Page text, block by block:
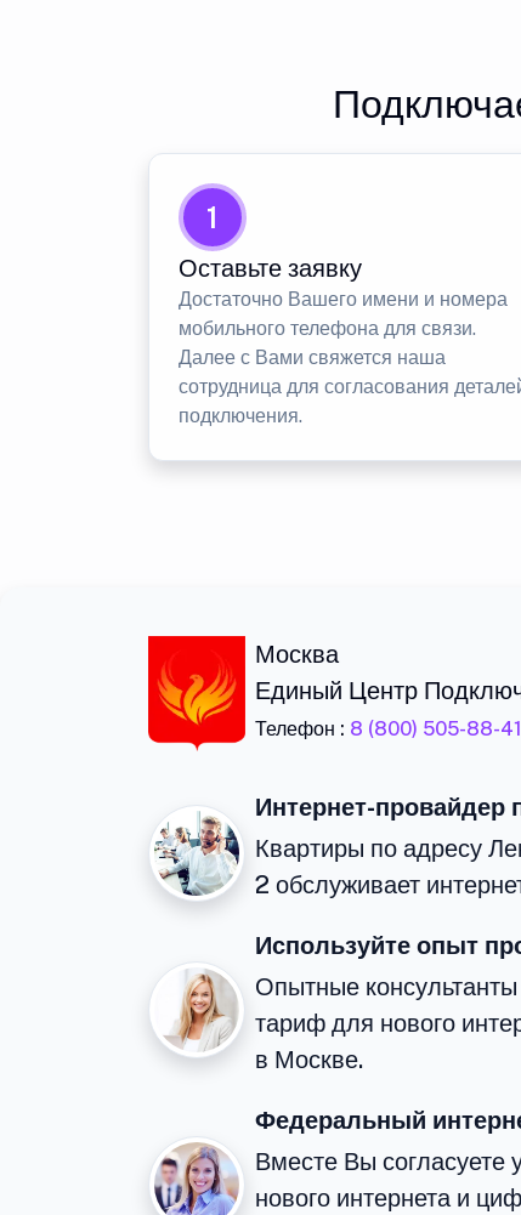
1
Оставьте заявку
Достаточно Вашего имени и номера
мобильного телефона для связи.
Далее с Вами свяжется наша
сотрудница для согласования
подключения.
Москва
Единый Центр
Телефон : 8 (800) 505-88-41
Интернет-провайдер
Квартиры по адресу
2 обслуживает
Используйте опыт
Опытные
тариф для нового
в Москве.
Федеральный
Вместе Вы согласуете
нового интернета и